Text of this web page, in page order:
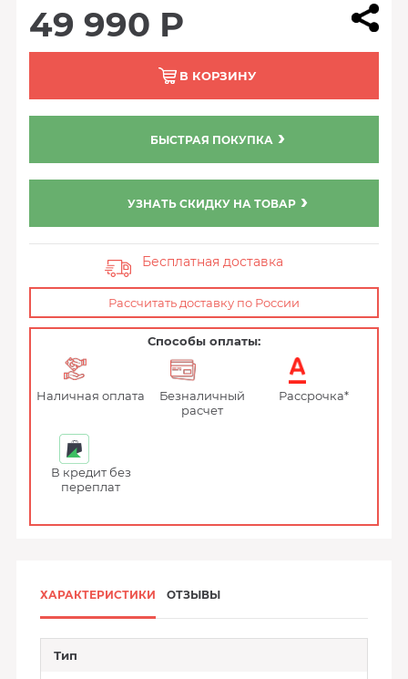
49 990 Р
В КОРЗИНУ
БЫСТРАЯ ПОКУПКА
УЗНАТЬ СКИДКУ НА ТОВАР
Бесплатная доставка
Рассчитать доставку по России
Способы оплаты:
Наличная оплата
Безналичный
расчет
Рассрочка*
В кредит без
переплат
ХАРАКТЕРИСТИКИ ОТЗЫВЫ
Тип